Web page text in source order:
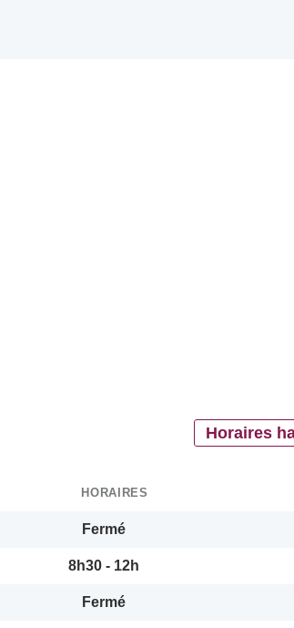
HORAIRES
Fermé
8h30 - 12h
Fermé